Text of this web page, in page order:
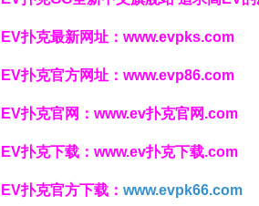
EV扑克最新网址： www.evpks.com
EV扑克官方网址： www.evp86.com
EV扑克官网： www.ev扑克官网.com
EV扑克下载： www.ev扑克下载.com
EV扑克官方下载： www.evpk66.com